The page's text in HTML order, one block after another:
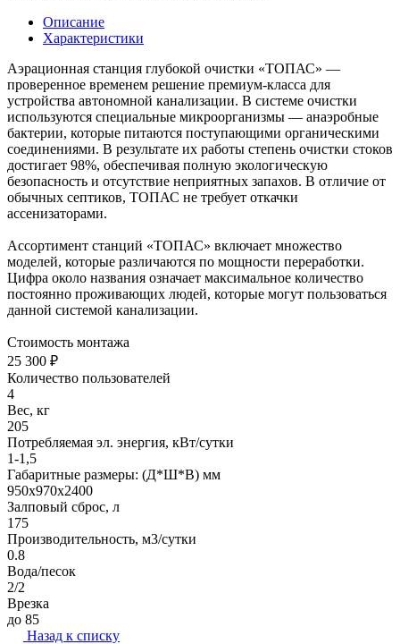
Описание
Характеристики
Аэрационная станция глубокой очистки «ТОПАС» —
проверенное временем решение премиум-класса для
устройства автономной канализации. В системе очистки
используются специальные микроорганизмы — анаэробные
бактерии, которые питаются поступающими органическими
соединениями. В результате их работы степень очистки стоков
достигает 98%, обеспечивая полную экологическую
безопасность и отсутствие неприятных запахов. В отличие от
обычных септиков, ТОПАС не требует откачки
ассенизаторами.
Ассортимент станций «ТОПАС» включает множество
моделей, которые различаются по мощности переработки.
Цифра около названия означает максимальное количество
постоянно проживающих людей, которые могут пользоваться
данной системой канализации.
Стоимость монтажа
25 300 ₽
Количество пользователей
4
Вес, кг
205
Потребляемая эл. энергия, кВт/сутки
1-1,5
Габаритные размеры: (Д*Ш*В) мм
950х970х2400
Залповый сброс, л
175
Производительность, м3/сутки
0.8
Вода/песок
2/2
Врезка
до 85
Назад к списку